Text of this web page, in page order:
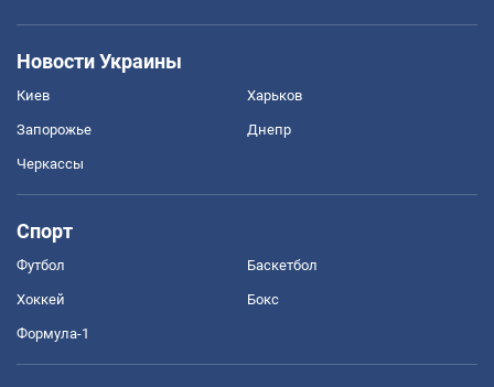
Новости Украины
Киев Харьков
Запорожье Днепр
Черкассы
Спорт
Футбол Баскетбол
Хоккей Бокс
Формула-1